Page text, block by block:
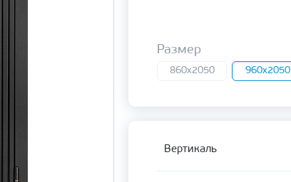
Размер
860x2050 960x2050
Вертикаль